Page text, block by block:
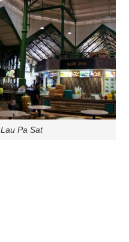
Lau Pa Sat